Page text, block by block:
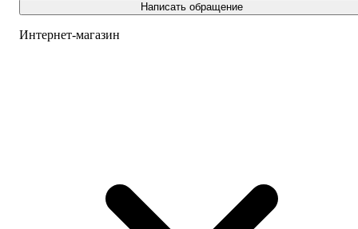
Написать обращение
Интернет-магазин